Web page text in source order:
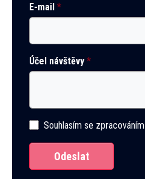
E-mail *
Účel návštěvy *
Souhlasím se
Odeslat